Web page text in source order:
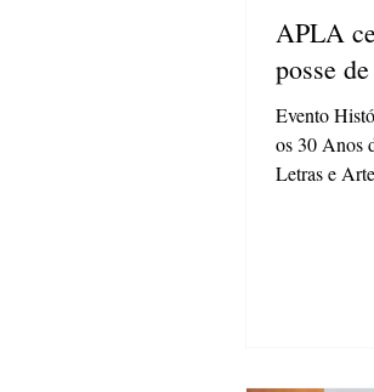
APLA
posse
Evento
os 30 Anos
Letras e